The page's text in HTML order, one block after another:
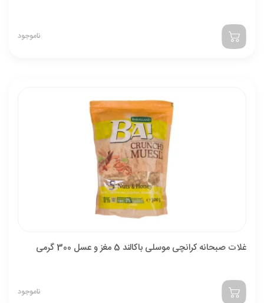
ناموجود
غلات صبحانه کرانچی موسلی باکالند 5 مغز و عسل 300 گرمی
ناموجود